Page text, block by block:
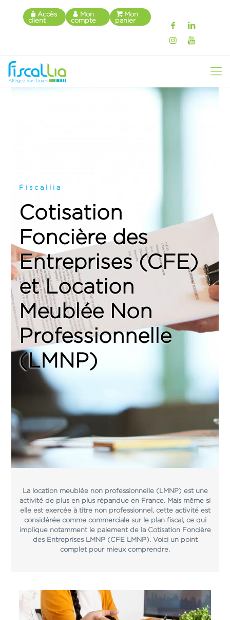
Accès
client
Mon
compte
Mon
panier
F i s c a l l i a
Cotisation
Foncière des
Entreprises (CFE)
et Location
Meublée Non
Professionnelle
(LMNP)
La location meublée non professionnelle (LMNP) est une
activité de plus en plus répandue en France. Mais même si
elle est exercée à titre non professionnel, cette activité est
considérée comme commerciale sur le plan fiscal, ce qui
implique notamment le paiement de la Cotisation Foncière
des Entreprises LMNP (CFE LMNP). Voici un point
complet pour mieux comprendre.